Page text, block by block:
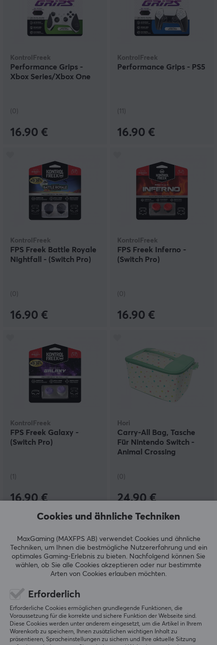
KontrolFreek
Performance Grips -
Xbox Series/Xbox One
(0)
16.90 €
KontrolFreek
Performance Grips - PS5
(11)
16.90 €
KontrolFreek
FPS Freek Battle Royale
Nightfall - (Switch Pro)
(0)
16.90 €
KontrolFreek
FPS Freek Inferno -
(Switch Pro)
(0)
16.90 €
KontrolFreek
FPS Freek Galaxy -
(Switch Pro)
(1)
16.90 €
Hori
Carry-All Bag, Tasche
Für Nintendo Switch -
Animal Crossing
(0)
24.90 €
Hori
Slim Tough Pouch -
Tasche Für Nintendo
Switch - Rot
Hori
HoriPad + Controller Für
Nintendo Switch -
Schwarz
Cookies und ähnliche Techniken
MaxGaming (MAXFPS AB) verwendet Cookies und ähnliche
Techniken, um Ihnen die bestmögliche Nutzererfahrung und ein
optimales Gaming-Erlebnis zu bieten. Nachfolgend können Sie
wählen, ob Sie alle Cookies akzeptieren oder nur bestimmte
Arten von Cookies erlauben möchten.
Erforderlich
Erforderliche Cookies ermöglichen grundlegende Funktionen, die
Voraussetzung für die korrekte und sichere Funktion der Webseite sind.
Diese Cookies werden unter anderem eingesetzt, um die Artikel in Ihrem
Warenkorb zu speichern, Ihnen zusätzlichen wichtigen Inhalt zu
präsentieren, Spracheinstellungen zu sichern und Ihre aktuelle Sitzung